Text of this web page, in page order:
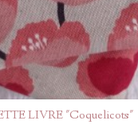
LIVRE "Coquelicots"